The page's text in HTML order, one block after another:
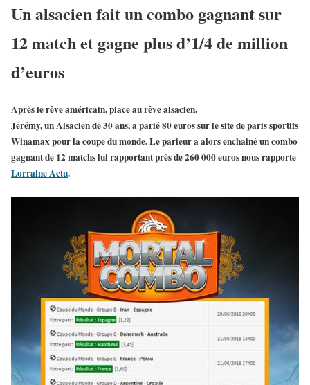
Un alsacien fait un combo gagnant sur
12 match et gagne plus d’1/4 de million
d’euros
Après le rêve américain, place au rêve alsacien.
Jérémy, unAlsacien de 30 ans, aparié 80 eurossur le site de paris sportifs
Winamaxpour la coupe du monde. Le parieur a alors enchainé un combo
gagnant de 12 matchs lui rapportant près de260 000 eurosnous rapporte
Lorraine Actu.